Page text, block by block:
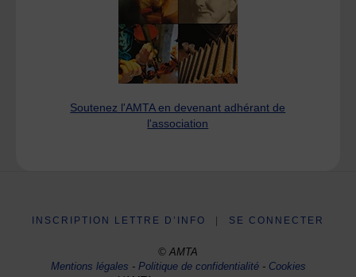
Soutenez l'AMTA en devenant adhérant de
l'association
INSCRIPTION LETTRE D’INFO SE CONNECTER
© AMTA
Mentions légales -Politique de confidentialité- Cookies